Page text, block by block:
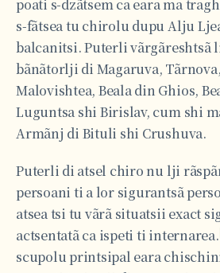
poati s-dzãtsem ca eara ma
s-fãtsea tu chirolu dupu Alju
balcanitsi. Puterli vãrgãreshtsã
bãnãtorlji di Magaruva,
Malovishtea, Beala din Ghios,
Luguntsa shi Birislav, cum shi
Armãnj di Bituli shi Crushuva.
Puterli di atsel chiro nu lji
persoani ti a lor sigurantsã
atsea tsi tu vãrã situatsii exact
actsentatã ca ispeti ti internarea.
scupolu printsipal eara